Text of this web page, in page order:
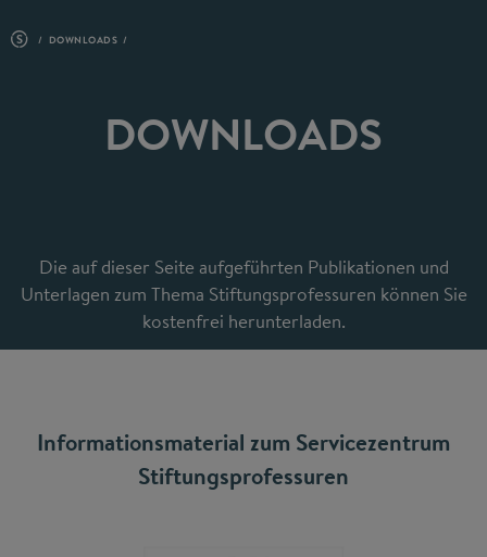
DOWNLOADS
DOWNLOADS
Die auf dieser Seite aufgeführten Publikationen und
Unterlagen zum Thema Stiftungsprofessuren können Sie
kostenfrei herunterladen.
Informationsmaterial zum Servicezentrum
Stiftungsprofessuren